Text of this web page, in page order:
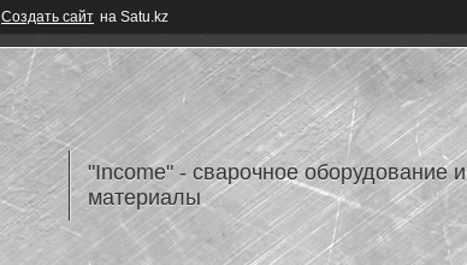
Создать сайт на Satu.kz
"Income" - сварочное оборудование и
материалы